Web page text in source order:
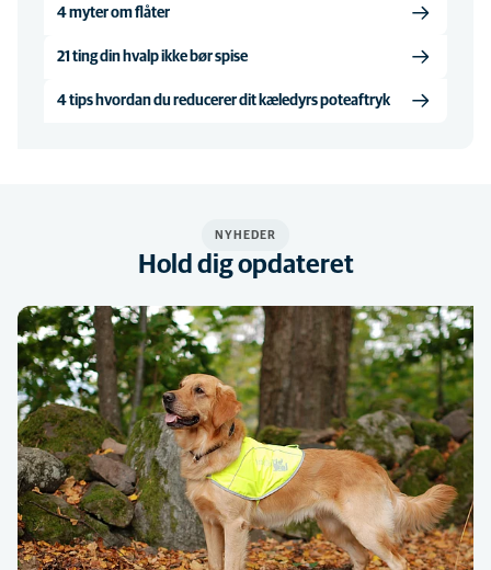
4 myter om flåter
21 ting din hvalp ikke bør spise
4 tips hvordan du reducerer dit kæledyrs poteaftryk
NYHEDER
Hold dig opdateret